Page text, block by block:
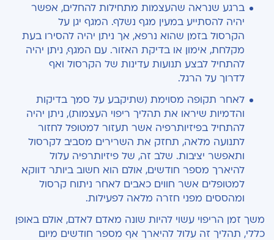
ברגע שנראה שהעצמות מתחילות להחלים, אפשר
יהיה להסתייע במעין מגף נשלף. המגף יגן על
הקרסול בזמן שהוא נרפא, אך ניתן יהיה להסירו בעת
מקלחת, אימון או בדיקת האזור.עם המגף, ניתן יהיה
להתחיל לבצע תנועות עדינות של הקרסול ואף
לדרוך על הרגל.
לאחר תקופה מסוימת (שתיקבע על סמך בדיקות
והדמיות שיראו את תהליך ריפוי העצמות), ניתן יהיה
להתחיל בפיזיותרפיה אשר תעזור למטופל לחזור
לתנועה מלאה, תחזק את השרירים מסביב לקרסול
ותאפשר יציבות. שלב זה, של פיזיותרפיה עלול
להיארך מספר חודשים, אולם הוא חשוב ביותר דווקא
למטופלים אשר חווים כאבים לאחר ניתוח קרסול
ומהססים מפני חזרה מלאה לפעילות.
משך זמן הריפוי עשוי להיות שונה מאדם לאדם, אולם באופן
כללי, תהליך זה עלול להיארך אף מספר חודשים מיום